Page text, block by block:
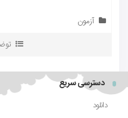
آزمون
دسترسی سریع
دانلود